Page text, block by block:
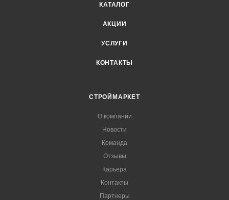
КАТАЛОГ
АКЦИИ
УСЛУГИ
КОНТАКТЫ
СТРОЙМАРКЕТ
О компании
Новости
Команда
Отзывы
Карьера
Контакты
Партнеры